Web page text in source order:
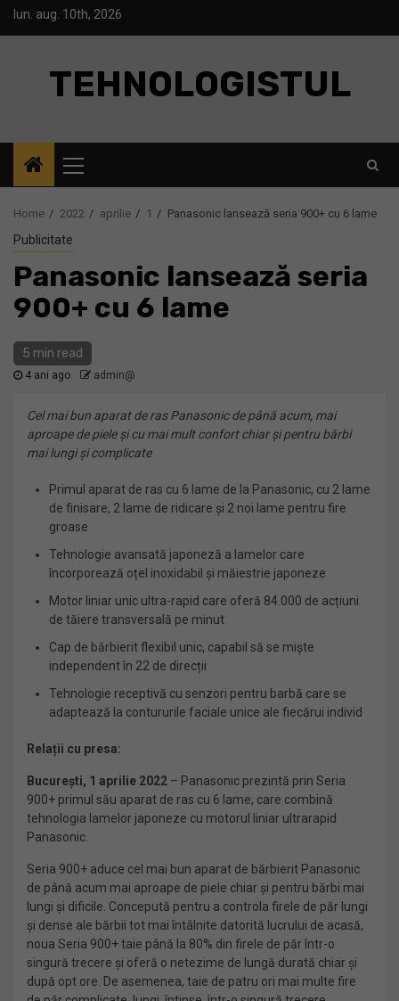
Skiplun. aug. 10th, 2026
TEHNOLOGISTUL
Menu
Home 2022 aprilie 1 Panasonic lansează seria 900+ cu 6 lame
Publicitate
Panasonic lansează seria
900+ cu 6 lame
5 min read
4 ani ago admin@
Cel mai bun aparat de ras Panasonic de până acum, mai
aproape de piele și cu mai mult confort chiar și pentru bărbi
mai lungi și complicate
Primul aparat de ras cu 6 lame de la Panasonic, cu 2 lame
de finisare, 2 lame de ridicare și 2 noi lame pentru fire
groase
Tehnologie avansată japoneză a lamelor care
încorporează oțel inoxidabil și măiestrie japoneze
Motor liniar unic ultra-rapid care oferă 84.000 de acțiuni
de tăiere transversală pe minut
Cap de bărbierit flexibil unic, capabil să se miște
independent în 22 de direcții
Tehnologie receptivă cu senzori pentru barbă care se
adaptează la contururile faciale unice ale fiecărui individ
Relații cu presa:
București, 1 aprilie 2022 – Panasonic prezintă prin Seria
900+ primul său aparat de ras cu 6 lame, care combină
tehnologia lamelor japoneze cu motorul liniar ultrarapid
Panasonic.
Seria 900+ aduce cel mai bun aparat de bărbierit Panasonic
de până acum mai aproape de piele chiar și pentru bărbi mai
lungi și dificile. Concepută pentru a controla firele de păr lungi
și dense ale bărbii tot mai întâlnite datorită lucrului de acasă,
noua Seria 900+ taie până la 80% din firele de păr într-o
singură trecere și oferă o netezime de lungă durată chiar și
după opt ore. De asemenea, taie de patru ori mai multe fire